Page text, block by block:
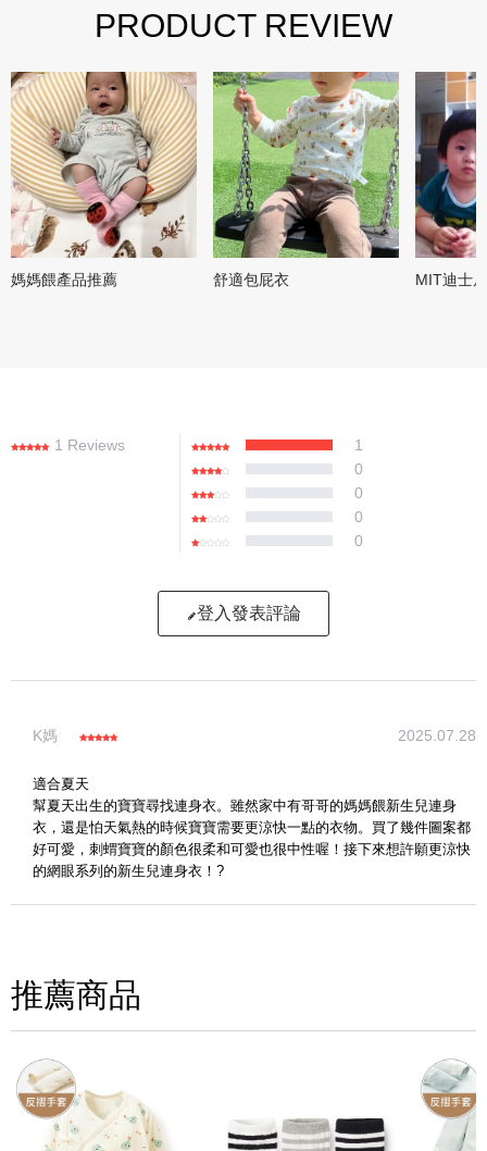
PRODUCT REVIEW
媽媽餵產品推薦 舒適包屁衣 MIT迪士
1 Reviews
1
0
0
0
0
登入發表評論
(圖片格式限jpg、jpeg)
K媽 2025.07.28
適合夏天
幫夏天出生的寶寶尋找連身衣。雖然家中有哥哥的媽媽餵新生兒連身
衣，還是怕天氣熱的時候寶寶需要更涼快一點的衣物。買了幾件圖案都
好可愛，刺蝟寶寶的顏色很柔和可愛也很中性喔！接下來想許願更涼快
的網眼系列的新生兒連身衣！?
推薦商品